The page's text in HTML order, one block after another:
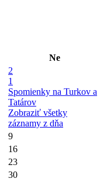
Ne
2
1
Spomienky na Turkov a
Tatárov
Zobraziť všetky
záznamy z dňa
9
16
23
30